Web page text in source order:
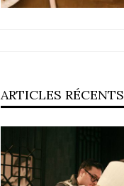
ARTICLES RÉCENTS